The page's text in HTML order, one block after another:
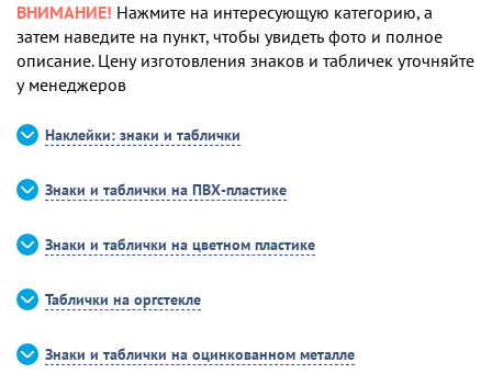
ВНИМАНИЕ! Нажмите на интересующую категорию, а
затем наведите на пункт, чтобы увидеть фото и полное
описание. Цену изготовления знаков и табличек уточняйте
у менеджеров
Наклейки: знаки и таблички
Знаки и таблички на ПВХ-пластике
Знаки и таблички на цветном пластике
Таблички на оргстекле
Знаки и таблички на оцинкованном металле